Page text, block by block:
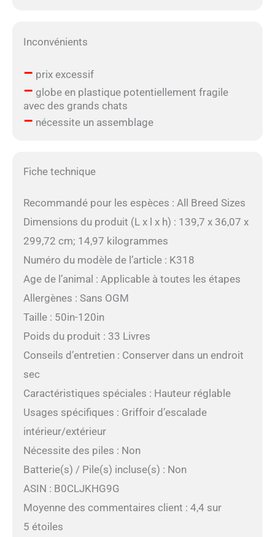
Inconvénients
– prix excessif
– globe en plastique potentiellement fragile
avec des grands chats
– nécessite un assemblage
Fiche technique
Recommandé pour les espèces : All Breed Sizes
Dimensions du produit (L x l x h) : 139,7 x 36,07 x
299,72 cm; 14,97 kilogrammes
Numéro du modèle de l’article : K318
Age de l’animal : Applicable à toutes les étapes
Allergènes : Sans OGM
Taille : 50in-120in
Poids du produit : 33 Livres
Conseils d’entretien : Conserver dans un endroit
sec
Caractéristiques spéciales : Hauteur réglable
Usages spécifiques : Griffoir d’escalade
intérieur/extérieur
Nécessite des piles : Non
Batterie(s) / Pile(s) incluse(s) : Non
ASIN : B0CLJKHG9G
Moyenne des commentaires client : 4,4 sur
5 étoiles